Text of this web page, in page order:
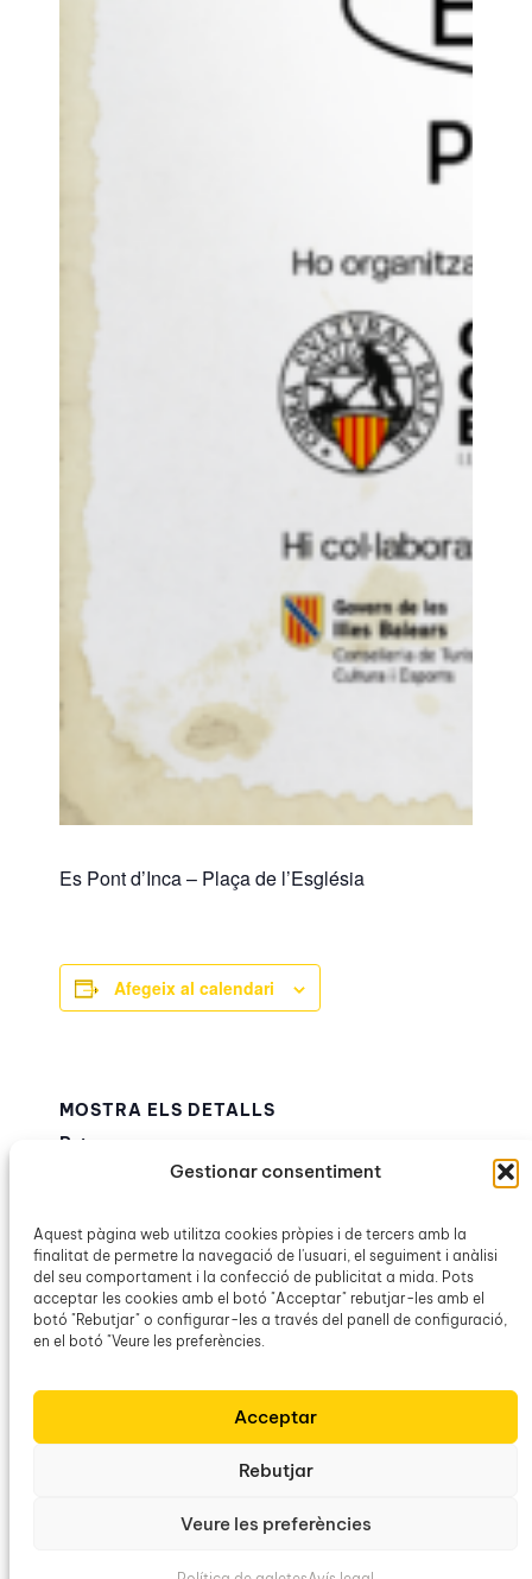
Gestionar consentiment
Aquest pàgina web utilitza cookies pròpies i de tercers amb la
finalitat de permetre la navegació de l'usuari, el seguiment i anàlisi
del seu comportament i la confecció de publicitat a mida. Pots
acceptar les cookies amb el botó "Acceptar" rebutjar-les amb el
botó "Rebutjar" o configurar-les a través del panell de configuració,
en el botó "Veure les preferències.
Acceptar
Rebutjar
Veure les preferències
Es Pont d’Inca – Plaça de l’Església
Afegeix al calendari
MOSTRA ELS DETALLS
Data:
20:00h – 21:00h
Categories d’Esdeveniment:
La Balanguera,Obra Cultural Balear,OCB
Marratxí
Balanguera a Pere Garau